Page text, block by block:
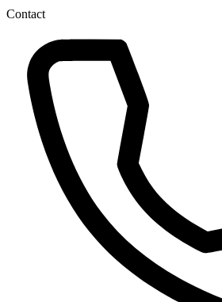
Contact